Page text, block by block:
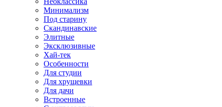
Минимализм
Под старину
Скандинавские
Элитные
Эксклюзивные
Хай-тек
Особенности
Для студии
Для хрущевки
Для дачи
Встроенные